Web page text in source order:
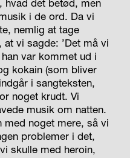
hvad det betød, men
i de ord. Da vi
nemlig at tage
vi sagde: ’Det må vi
var kommet ud i
kokain (som bliver
i sangteksten,
noget krudt. Vi
musik om natten.
noget mere, så vi
problemer i det,
skulle med heroin,